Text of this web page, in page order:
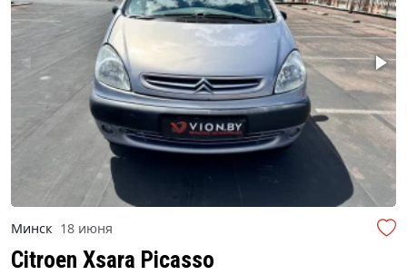
Минск 18 июня
Citroen Xsara Picasso